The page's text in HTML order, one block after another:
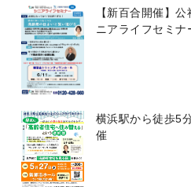
【新百合開催】
ニアライフセミナ
横浜駅から徒歩5
催